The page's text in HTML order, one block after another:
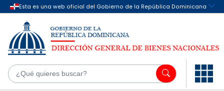
Saltar al contenido principal